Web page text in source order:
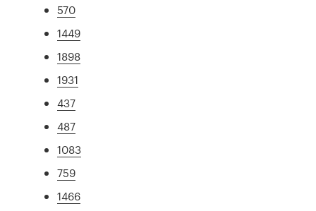
570
1449
1898
1931
437
487
1083
759
1466